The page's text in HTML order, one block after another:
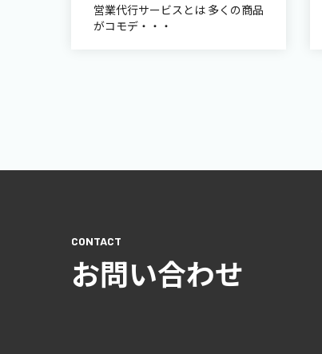
営業代行サービスとは 多くの商品
がコモデ・・・
お問い合わせ